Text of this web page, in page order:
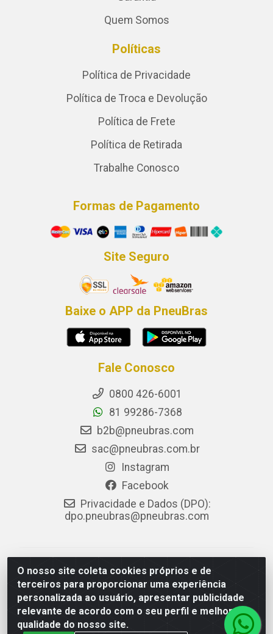
O nosso site coleta cookies próprios e de
terceiros para proporcionar uma experiência
personalizada ao usuário, apresentar publicidade
relevante de acordo com o seu perfil e melhorar a
qualidade do nosso site.
Quem Somos
Políticas
Política de Privacidade
Política de Troca e Devolução
Política de Frete
Política de Retirada
Trabalhe Conosco
Formas de Pagamento
Site Seguro
Baixe o APP da PneuBras
Fale Conosco
0800 426-6001
81 99286-7368
b2b@pneubras.com
sac@pneubras.com.br
Instagram
Facebook
Privacidade e Dados (DPO):
dpo.pneubras@pneubras.com
PneuBras - Rodovia BR-101, KM 82 - Prazeres,
Jaboatão dos Guararapes/PE - CEP 54.335-000 - CNPJ
08.678.386/0001-05 - Pneubras Comércio de Pneus
Ltda